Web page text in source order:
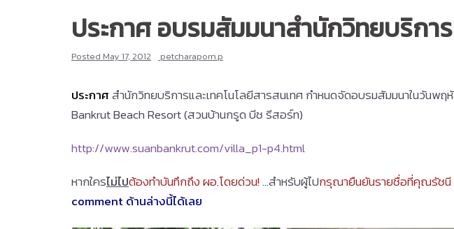
ประกาศ อบรมสัมมนาสำนักวิทยบริกา
Posted May 17, 2012 petcharaporn.p
ประกาศสำนักวิทยบริการและเทคโนโลยีสารสนเทศ กำหนดจัดอบรมสัมมนาในวันพ
Bankrut Beach Resort (สวนบ้านกรูด บีช รีสอร์ท)
http://www.suanbankrut.com/villa_p1-p4.html
หากใครไม่ไปต้องทำบันทึกถึง ผอ.โดยด่วน!…สำหรับผู้ไปกรุณายืนยันรายชื่อที่คุณรัชนี
comment ด้านล่างนี้ได้เลย